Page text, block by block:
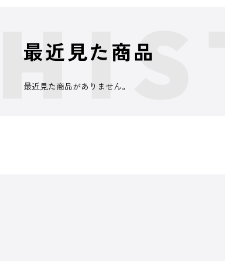
最近見た商品
最近見た商品がありません。